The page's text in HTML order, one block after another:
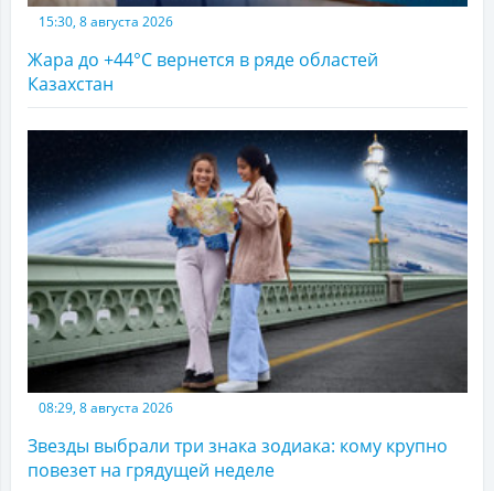
15:30, 8 августа 2026
Жара до +44°С вернется в ряде областей
Казахстан
08:29, 8 августа 2026
Звезды выбрали три знака зодиака: кому крупно
повезет на грядущей неделе